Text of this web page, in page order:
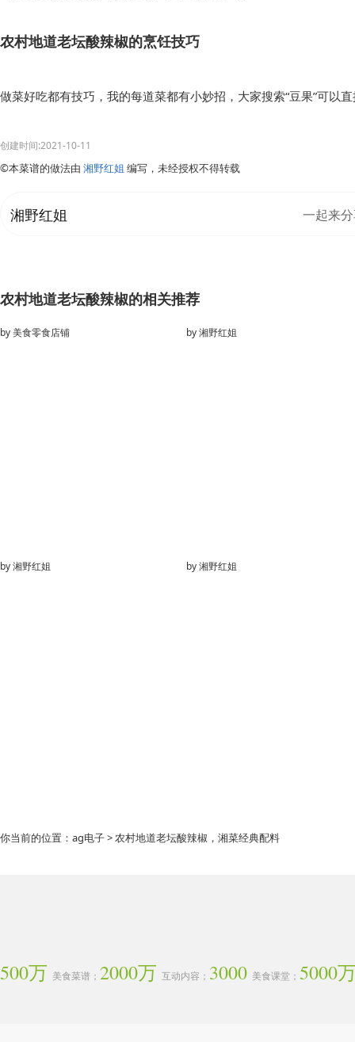
农村地道老坛酸辣椒的烹饪技巧
做菜好吃都有技巧，我的每道菜都有小妙招，大家搜索“豆果”可以
创建时间:2021-10-11
©本菜谱的做法由 湘野红姐 编写，未经授权不得转载
湘野红姐 一起来
农村地道老坛酸辣椒的相关推荐
by美食零食店铺 by湘野红姐
by湘野红姐 by湘野红姐
你当前的位置： ag电子> 农村地道老坛酸辣椒，湘菜经典配料
500万 美食菜谱； 2000万 互动内容； 3000 美食课堂； 5000